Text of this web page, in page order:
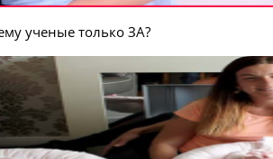
ученые только ЗА?